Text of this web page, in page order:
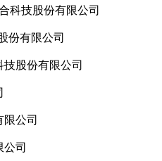
科技股份有限公司
份有限公司
技股份有限公司
公司
司